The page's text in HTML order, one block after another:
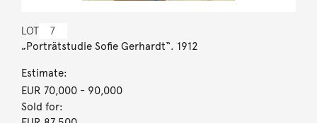
LOT 7
„Porträtstudie Sofie Gerhardt“. 1912
Estimate:
EUR 70,000- 90,000
Sold for: